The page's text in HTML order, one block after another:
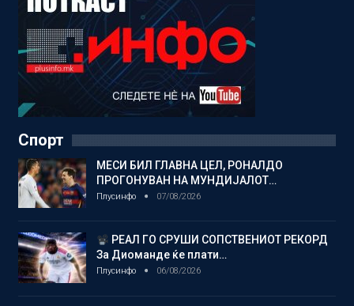
Спорт
МЕСИ БИЛ ГЛАВНА ЦЕЛ, РОНАЛДО
ПРОГОНУВАН НА МУНДИЈАЛОТ…
Плусинфо 07/08/2026
РЕАЛ ГО СРУШИ СОПСТВЕНИОТ РЕКОРД
За Диоманде ќе плати…
Плусинфо 06/08/2026